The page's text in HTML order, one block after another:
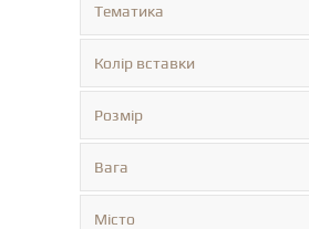
Тематика
Колір вставки
Розмір
Вага
Місто